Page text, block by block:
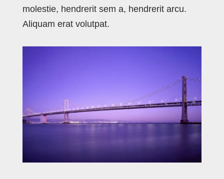
molestie, hendrerit sem a, hendrerit arcu.
Aliquam erat volutpat.